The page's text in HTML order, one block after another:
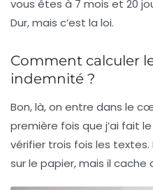
vous êtes à 7 mois et 20
Dur, mais c’est la loi.
Comment calculer
indemnité ?
Bon, là, on entre dans le
première fois que j’ai fait
vérifier trois fois les
sur le papier, mais il cache